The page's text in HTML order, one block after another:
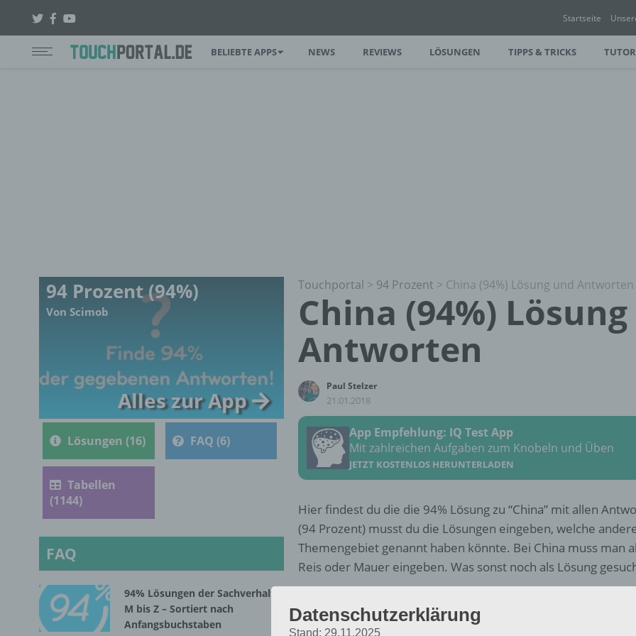
Startseite
BELIEBTE APPS NEWS REVIEWS LÖSUNGEN TIPPS & TRICKS
Touchportal > 94 Prozent > China (94%) Lösung und Antworten
China (94%)
Antworten
Paul Stelzer
21.01.2018
App Empfehlung: IQ Test App
Mit zahlreichen Aufgaben zum Knobeln und Üben
JETZT KOSTENLOS HERUNTERLADEN
Hier findest du die die 94% Lösung zu “China” mit allen
(94 Prozent) musst du die Lösungen eingeben, welche
Themengebiet genannt haben könnte. Bei China muss man
Reis oder Mauer eingeben. Was sonst noch als Lösung
Weitere Lösungen zu 94% gesucht
94 Prozent (94%)
Von Scimob
Alles zur App
Lösungen (16) FAQ (6)
Tabellen
(1144)
FAQ
94% Lösungen der Sachverhalte
M bis Z – Sortiert nach
Anfangsbuchstaben
Datenschutzerklärung
Stand: 29.11.2025